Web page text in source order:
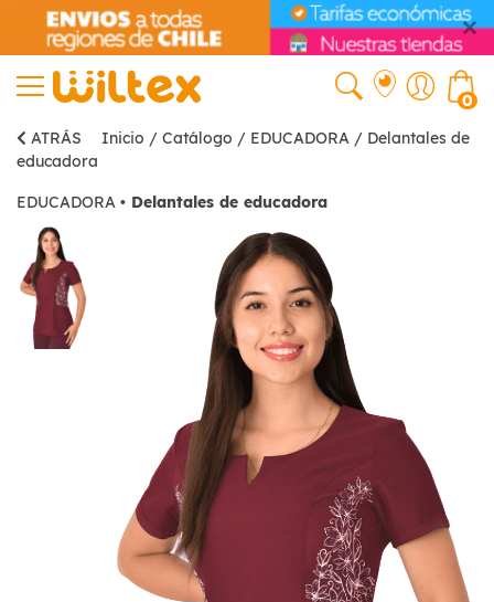
0
ATRÁS
Inicio / Catálogo / EDUCADORA / Delantales de
educadora
EDUCADORA • Delantales de educadora